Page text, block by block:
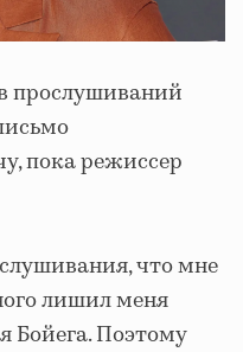
прослушиваний
пока режиссер
что мне
лишил меня
Бойега. Поэтому